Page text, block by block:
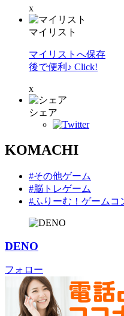
x
マイリスト
マイリストへ保存
後で便利♪ Click!
x
シェア
KOMACHI
#その他ゲーム
#脳トレゲーム
#ふりーむ！ゲームコ
DENO
フォロー